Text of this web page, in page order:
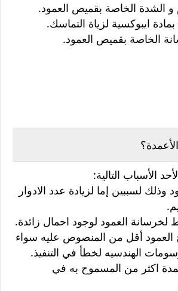
الأسباب التالية:
وذلك لسببين إما لزيادة عدد الادوار
العمود أقل من المنصوص عليه سواء
الهندسيه لخطأ في التنفيذ.
اكثر من المسموح به في